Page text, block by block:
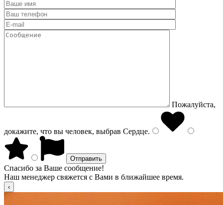
Пожалуйста,
докажите, что вы человек, выбрав Сердце.
Спасибо за Ваше сообщение!
Наш менеджер свяжется с Вами в ближайшее время.